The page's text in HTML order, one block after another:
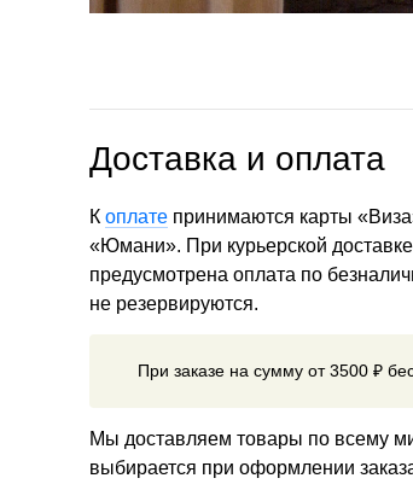
Доставка и оплата
К оплате принимаются карты
«Юмани». При курьерской
предусмотрена оплата по
не резервируются.
При заказе на сумму от 3500 ₽
Мы доставляем товары по всему
выбирается при оформлении